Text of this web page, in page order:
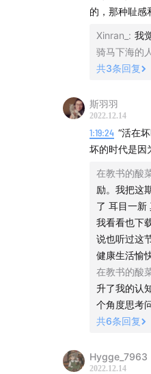
片头：
片尾：Under
【关于随机波动】
感谢大家收听
pocketcast等泛
在苹果播客给我
的，那种耻感
Xinran_ : 我
骑马下海的人
共3条回复
斯羽羽
2022.12.14
1:19:24 “活在
坏的时代是因
在教书的酸
励。我把这
了 耳目一新
我看看也下
说也听过这
健康生活愉
在教书的酸
升了我的认
个角度思考
共6条回复
Hygge_7963
2022.12.14